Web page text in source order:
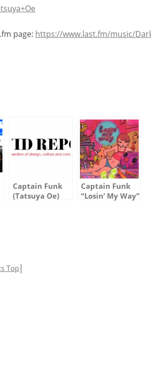
page: https://www.last.fm/music/
Captain Funk
(Tatsuya Oe)
Captain Funk
“Losin’ My Way”
Top